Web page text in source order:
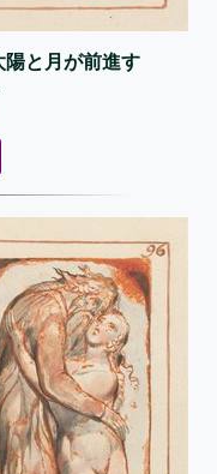
陽と月が前進す